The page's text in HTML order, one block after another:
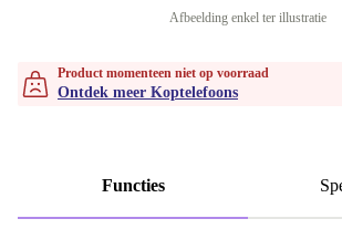
Afbeelding enkel ter illustratie
Product momenteen niet op voorraad
Ontdek meer Koptelefoons
Functies